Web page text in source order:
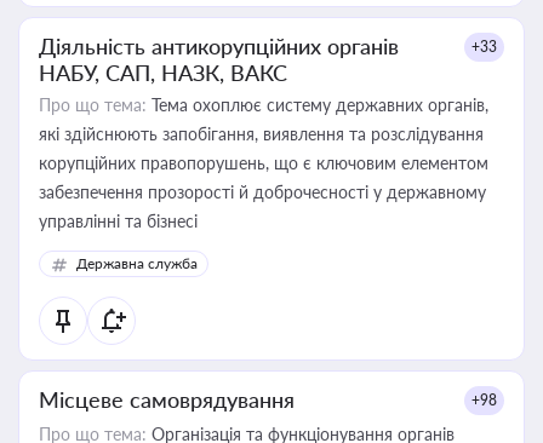
Діяльність антикорупційних органів
НАБУ, САП, НАЗК, ВАКС
+33
Про що тема: Тема охоплює систему державних органів,
які здійснюють запобігання, виявлення та розслідування
корупційних правопорушень, що є ключовим елементом
забезпечення прозорості й доброчесності у державному
управлінні та бізнесі
Державна служба
Місцеве самоврядування +98
Про що тема: Організація та функціонування органів